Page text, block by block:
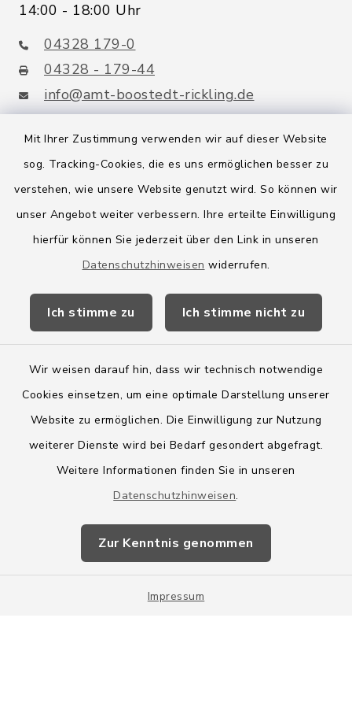
Mit Ihrer Zustimmung verwenden wir auf dieser Website
sog. Tracking-Cookies, die es uns ermöglichen besser zu
verstehen, wie unsere Website genutzt wird. So können wir
unser Angebot weiter verbessern. Ihre erteilte Einwilligung
hierfür können Sie jederzeit über den Link in unseren
Datenschutzhinweisen widerrufen.
Ich stimme zu Ich stimme nicht zu
Wir weisen darauf hin, dass wir technisch notwendige
Cookies einsetzen, um eine optimale Darstellung unserer
Website zu ermöglichen. Die Einwilligung zur Nutzung
weiterer Dienste wird bei Bedarf gesondert abgefragt.
Weitere Informationen finden Sie in unseren
Datenschutzhinweisen.
Zur Kenntnis genommen
Impressum
14:00 - 18:00 Uhr
04328 179-0
04328 - 179-44
info@amt-boostedt-rickling.de
Quicklinks
Amt Boostedt-Rickling
Amtsbroschüre
Wege-Zweckverband
Barrierefreiheit
Impressum
Sitemap